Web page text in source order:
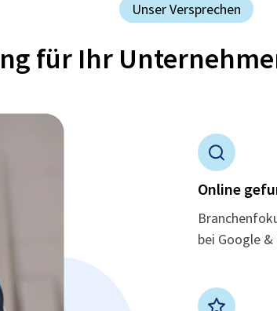
Unser Versprechen
für Ihr
Online
bei Google &